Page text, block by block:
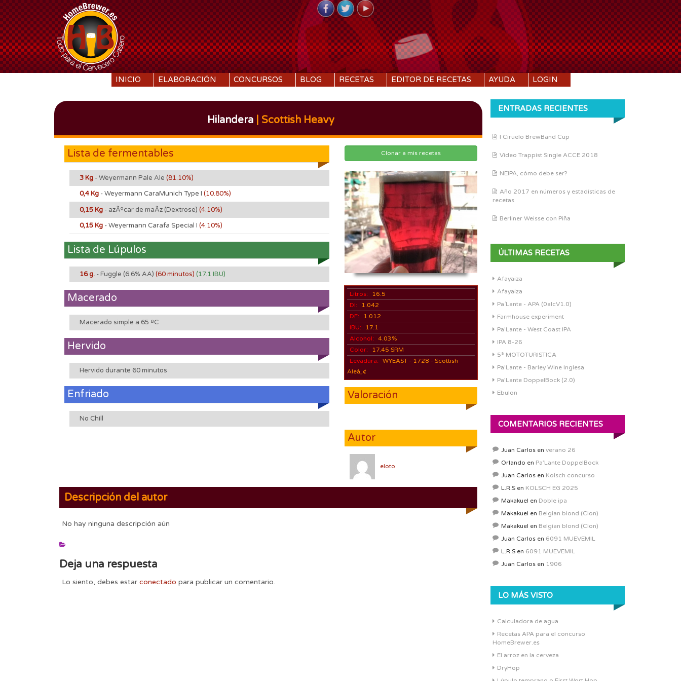
SKIP TO CONTENT
INICIO ELABORACIÓN CONCURSOS BLOG RECETAS EDITOR DE RECETAS AYUDA LOGIN
Hilandera | Scottish Heavy
Lista de fermentables
3 Kg - Weyermann Pale Ale (81.10%)
0,4 Kg - Weyermann CaraMunich Type I (10.80%)
0,15 Kg - azÃºcar de maÃ­z (Dextrose) (4.10%)
0,15 Kg - Weyermann Carafa Special I (4.10%)
Lista de Lúpulos
16 g. - Fuggle (6.6% AA) (60 minutos) (17.1 IBU)
Macerado
Macerado simple a 65 ºC
Hervido
Hervido durante 60 minutos
Enfriado
No Chill
Clonar a mis recetas
Litros:
16.5
DI:
1.042
DF:
1.012
IBU:
17.1
Alcohol: 4.03%
Color:
17.45 SRM
Levadura: WYEAST - 1728 - Scottish
Aleâ„¢
Valoración
Autor
eloto
Descripción del autor
No hay ninguna descripción aún
Deja una respuesta
Lo siento, debes estar conectado para publicar un comentario.
ENTRADAS RECIENTES
I Ciruelo BrewBand Cup
Vídeo Trappist Single ACCE 2018
NEIPA, cómo debe ser?
Año 2017 en números y estadísticas de
recetas
Berliner Weisse con Piña
ÚLTIMAS RECETAS
Afayaiza
Afayaiza
Pa´Lante - APA (0alcV1.0)
Farmhouse experiment
Pa'Lante - West Coast IPA
IPA 8-26
5ª MOTOTURISTICA
Pa'Lante - Barley Wine Inglesa
Pa’Lante DoppelBock (2.0)
Ebulon
COMENTARIOS RECIENTES
Juan Carlos en verano 26
Orlando en Pa’Lante DoppelBock
Juan Carlos en Kolsch concurso
L.R.S en KOLSCH EG 2025
Makakuel en Doble ipa
Makakuel en Belgian blond (Clon)
Makakuel en Belgian blond (Clon)
Juan Carlos en 6091 MUEVEMIL
L.R.S en 6091 MUEVEMIL
Juan Carlos en 1906
LO MÁS VISTO
Calculadora de agua
Recetas APA para el concurso
HomeBrewer.es
El arroz en la cerveza
DryHop